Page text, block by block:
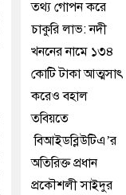
তথ্য গোপন করে
চাকুরি লাভ: নদী
খননের নামে ১৩৪
কোটি টাকা আত্মসাৎ
করেও বহাল
তবিয়তে
বিআইডব্লিউটিএ’র
অতিরিক্ত প্রধান
প্রকৌশলী সাইদুর